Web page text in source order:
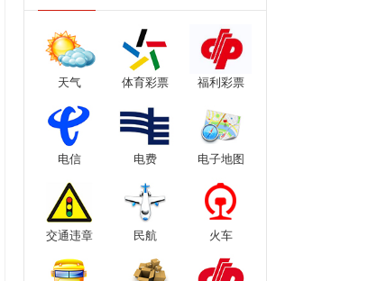
天气 体育彩票 福利彩票
电信 电费 电子地图
交通违章 民航 火车